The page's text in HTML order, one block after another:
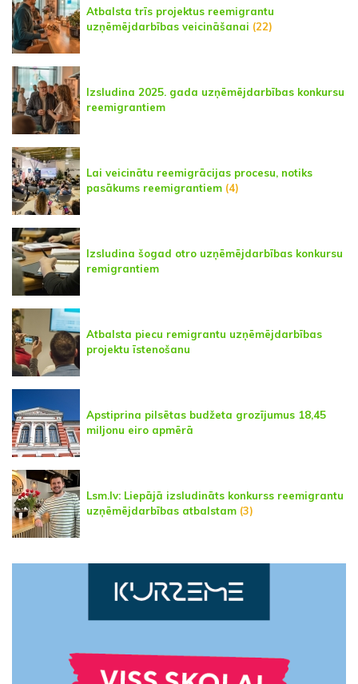
Atbalsta trīs projektus reemigrantu
uzņēmējdarbības veicināšanai (22)
Izsludina 2025. gada uzņēmējdarbības konkursu
reemigrantiem
Lai veicinātu reemigrācijas procesu, notiks
pasākums reemigrantiem (4)
Izsludina šogad otro uzņēmējdarbības konkursu
remigrantiem
Atbalsta piecu remigrantu uzņēmējdarbības
projektu īstenošanu
Apstiprina pilsētas budžeta grozījumus 18,45
miljonu eiro apmērā
Lsm.lv: Liepājā izsludināts konkurss reemigrantu
uzņēmējdarbības atbalstam (3)